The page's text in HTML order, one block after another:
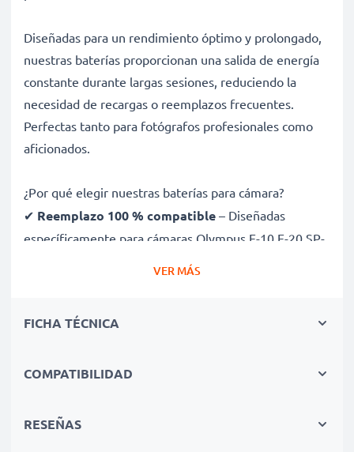
Diseñadas para un rendimiento óptimo y prolongado,
nuestras baterías proporcionan una salida de energía
constante durante largas sesiones, reduciendo la
necesidad de recargas o reemplazos frecuentes.
Perfectas tanto para fotógrafos profesionales como
aficionados.
¿Por qué elegir nuestras baterías para cámara?
✔ Reemplazo 100 % compatible – Diseñadas
específicamente para cámaras Olympus E-10 E-20 SP-
350 SP-320 SP-310 y más. Haz clic en la pestaña de
1400mAh 3.6V para sesiones largas con menos
✔Tecnología avanzada Ion de litio
numerosos ciclos de carga
VER MÁS
FICHA TÉCNICA
COMPATIBILIDAD
RESEÑAS